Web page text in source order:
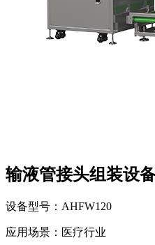
输液管接头组装设
设备型号： AHFW120
应用场景： 医疗⾏业